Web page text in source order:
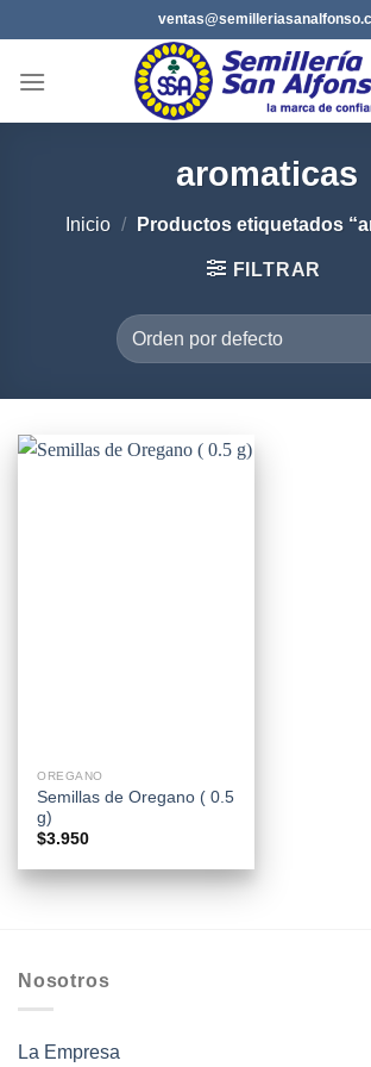
al
contenido
ventas@semilleriasanalfonso.cl
aromaticas
Inicio / Productos etiquetados
FILTRAR
OREGANO
Semillas de Oregano ( 0.5
g)
$3.950
Nosotros
La Empresa